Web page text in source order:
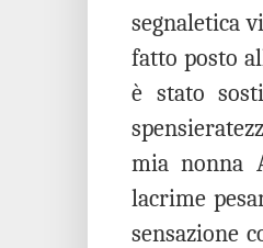
segnaletica
fatto posto
è stato
mia nonna
lacrime
sensazione